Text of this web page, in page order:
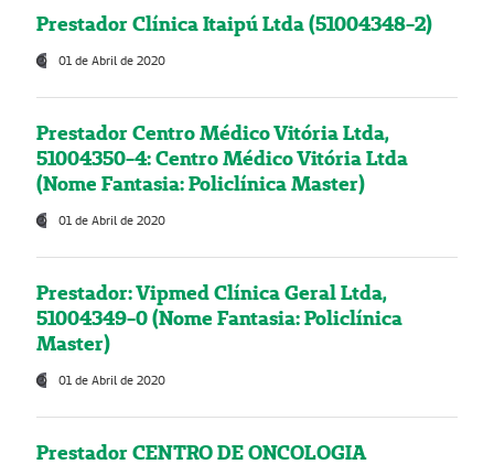
Prestador Clínica Itaipú Ltda (51004348-2)
01 de Abril de 2020
Prestador Centro Médico Vitória Ltda,
51004350-4: Centro Médico Vitória Ltda
(Nome Fantasia: Policlínica Master)
01 de Abril de 2020
Prestador: Vipmed Clínica Geral Ltda,
51004349-0 (Nome Fantasia: Policlínica
Master)
01 de Abril de 2020
Prestador CENTRO DE ONCOLOGIA